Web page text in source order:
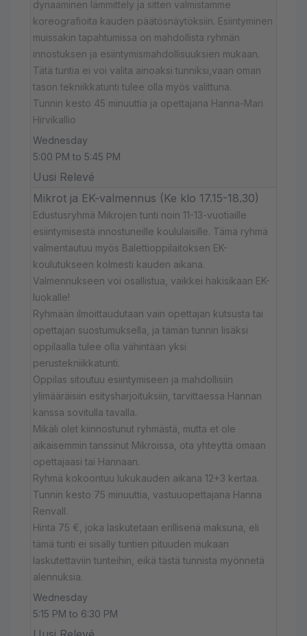
dynaaminen lämmittely ja sitten valmistamme
koreografioita kauden päätösnäytöksiin. Esiintyminen
muissakin tapahtumissa on mahdollista ryhmän
innostuksen ja esiintymismahdollisuuksien mukaan.
Tätä tuntia ei voi valita ainoaksi tunniksi,vaan oman
tason tekniikkatunti tulee olla myös valittuna.
Tunnin kesto 45 minuuttia ja opettajana Hanna-Mari
Hirvikallio
Wednesday
5:00 PM to 5:45 PM
Uusi Relevé
Mikrot ja EK-valmennus (Ke klo 17.15-18.30)
Edustusryhmä Mikrojen tunti noin 11-13-vuotiaille
esiintymisestä innostuneille koululaisille. Tämä ryhmä
valmentautuu myös Balettioppilaitoksen EK-
koulutukseen kolmesti kauden aikana.
Valmennukseen voi osallistua, vaikkei hakisikaan EK-
luokalle!
Ryhmään ilmoittaudutaan vain opettajan kutsusta tai
opettajan suostumuksella, ja tämän tunnin lisäksi
oppilaalla tulee olla vähintään yksi
perustekniikkatunti.
Oppilas sitoutuu esiintymiseen ja mahdollisiin
ylimääräisiin esitysharjoituksiin, tarvittaessa Hannan
kanssa sovitulla tavalla.
Mikäli olet kiinnostunut ryhmästä, mutta et ole
aikaisemmin tanssinut Mikroissa, ota yhteyttä omaan
opettajaasi tai Hannaan.
Ryhmä kokoontuu lukukauden aikana 12+3 kertaa.
Tunnin kesto 75 minuuttia, vastuuopettajana Hanna
Renvall.
Hinta 75 €, joka laskutetaan erillisenä maksuna, eli
tämä tunti ei sisälly tuntien pituuden mukaan
laskutettaviin tunteihin, eikä tästä tunnista myönnetä
alennuksia.
Wednesday
5:15 PM to 6:30 PM